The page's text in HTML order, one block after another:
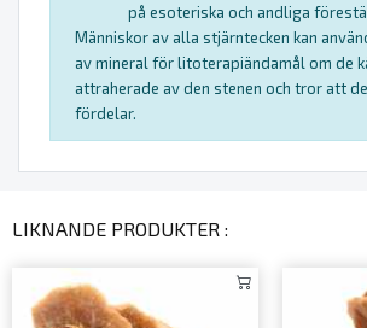
på esoteriska och andliga
Människor av alla stjärntecken kan
av mineral för litoterapiändamål om de
attraherade av den stenen och tror att
fördelar.
LIKNANDE PRODUKTER :